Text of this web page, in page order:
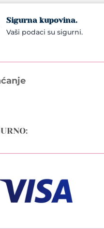
Sigurna kupovina.
Vaši podaci su sigurni.